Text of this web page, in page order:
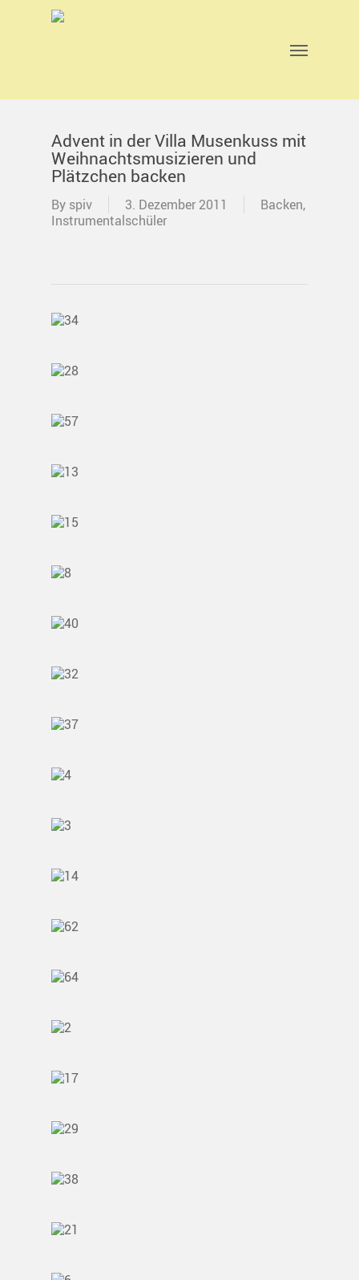
Menu
Advent in der Villa Musenkuss mit
Weihnachtsmusizieren und
Plätzchen backen
By spiv 3. Dezember 2011 Backen,
Instrumentalschüler